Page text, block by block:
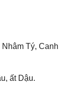
Nhâm Tý, Canh
ất Dậu.